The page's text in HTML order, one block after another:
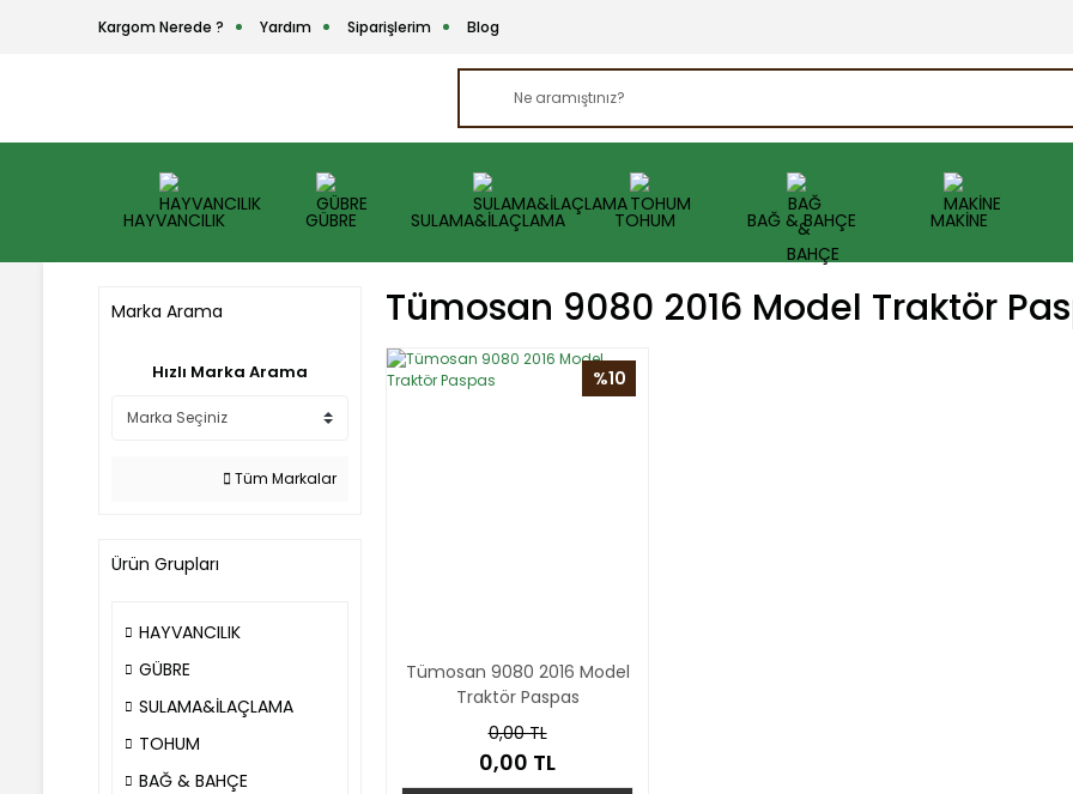
Kargom Nerede ? Yardım Siparişlerim Blog
HAYVANCILIK GÜBRE SULAMA&İLAÇLAMA TOHUM BAĞ & BAHÇE MAKİNE
Marka Arama
Hızlı Marka Arama
Tüm Markalar
Ürün Grupları
HAYVANCILIK
GÜBRE
SULAMA&İLAÇLAMA
TOHUM
BAĞ & BAHÇE
Tümosan 9080 2016 Model Traktör
%10
Tümosan 9080 2016 Model
Traktör Paspas
0,00 TL
0,00 TL